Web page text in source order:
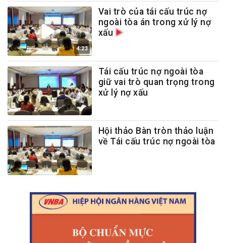
4:23
Vai trò của tái cấu trúc nợ
ngoài tòa án trong xử lý nợ
xấu
Tái cấu trúc nợ ngoài tòa
giữ vai trò quan trọng trong
xử lý nợ xấu
Hội thảo Bàn tròn thảo luận
về Tái cấu trúc nợ ngoài tòa